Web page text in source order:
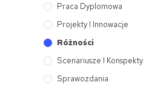
Praca Dyplomowa
Projekty I Innowacje
Różności
Scenariusze I Konspekty
Sprawozdania